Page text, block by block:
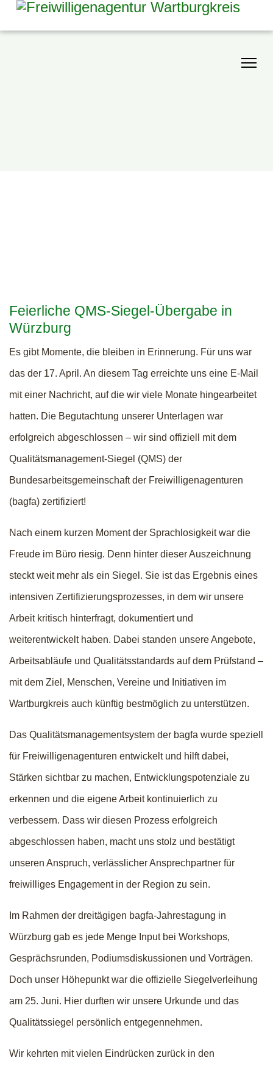
Feierliche QMS-Siegel-Übergabe in
Würzburg
Es gibt Momente, die bleiben in Erinnerung. Für uns war
das der 17. April. An diesem Tag erreichte uns eine E-Mail
mit einer Nachricht, auf die wir viele Monate hingearbeitet
hatten. Die Begutachtung unserer Unterlagen war
erfolgreich abgeschlossen – wir sind offiziell mit dem
Qualitätsmanagement-Siegel (QMS) der
Bundesarbeitsgemeinschaft der Freiwilligenagenturen
(bagfa) zertifiziert!
Nach einem kurzen Moment der Sprachlosigkeit war die
Freude im Büro riesig. Denn hinter dieser Auszeichnung
steckt weit mehr als ein Siegel. Sie ist das Ergebnis eines
intensiven Zertifizierungsprozesses, in dem wir unsere
Arbeit kritisch hinterfragt, dokumentiert und
weiterentwickelt haben. Dabei standen unsere Angebote,
Arbeitsabläufe und Qualitätsstandards auf dem Prüfstand –
mit dem Ziel, Menschen, Vereine und Initiativen im
Wartburgkreis auch künftig bestmöglich zu unterstützen.
Das Qualitätsmanagementsystem der bagfa wurde speziell
für Freiwilligenagenturen entwickelt und hilft dabei,
Stärken sichtbar zu machen, Entwicklungspotenziale zu
erkennen und die eigene Arbeit kontinuierlich zu
verbessern. Dass wir diesen Prozess erfolgreich
abgeschlossen haben, macht uns stolz und bestätigt
unseren Anspruch, verlässlicher Ansprechpartner für
freiwilliges Engagement in der Region zu sein.
Im Rahmen der dreitägigen bagfa-Jahrestagung in
Würzburg gab es jede Menge Input bei Workshops,
Gesprächsrunden, Podiumsdiskussionen und Vorträgen.
Doch unser Höhepunkt war die offizielle Siegelverleihung
am 25. Juni. Hier durften wir unsere Urkunde und das
Qualitätssiegel persönlich entgegennehmen.
Wir kehrten mit vielen Eindrücken zurück in den